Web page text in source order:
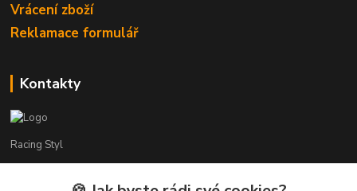
Vrácení zboží
Reklamace formulář
Kontakty
Racing Styl
Karel Muláček